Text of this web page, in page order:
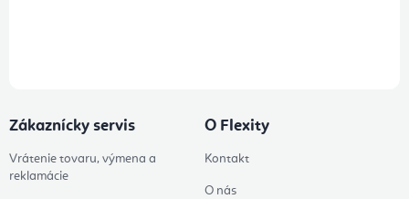
Zákaznícky servis
Vrátenie tovaru, výmena a
reklamácie
O Flexity
Kontakt
O nás